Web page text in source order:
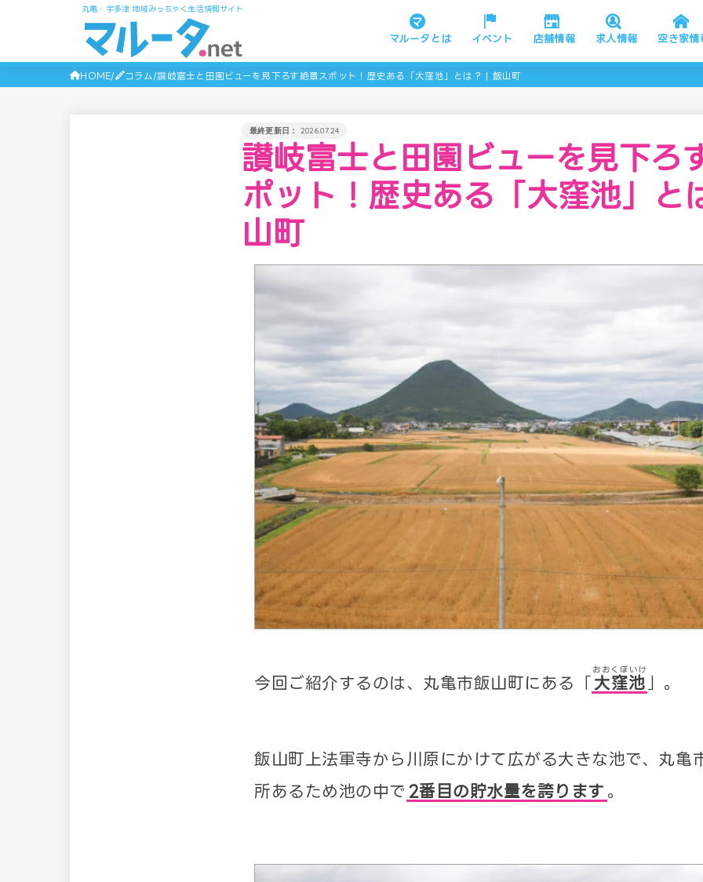
丸亀・宇多津 地域みっちゃく生活情報サイト
マルータとは イベント 店舗情報 求人情報 空き家情
HOME コラム 讃岐富士と田園ビューを見下ろす絶景スポット！歴史ある「大窪池」とは？ | 飯山町
2026.07.24
讃岐富士と田園ビューを見下ろ
ポット！歴史ある「大窪池」と
山町
今回ご紹介するのは、丸亀市飯山町にある「 大窪池
おおくぼいけ
」。
飯山町上法軍寺から川原にかけて広がる大きな池で、丸亀
所あるため池の中で 2番目の貯水量を誇ります 。